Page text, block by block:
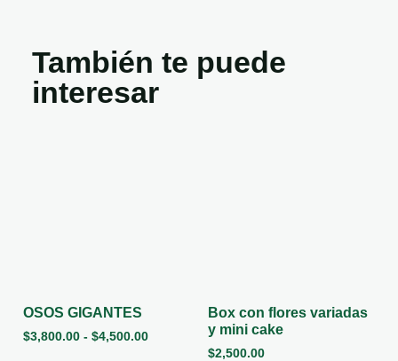
También te puede
interesar
OSOS GIGANTES
$3,800.00 - $4,500.00
Box con flores variadas
y mini cake
$2,500.00